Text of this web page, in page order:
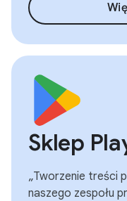
Sklep
„Tworzenie treści
naszego zespołu